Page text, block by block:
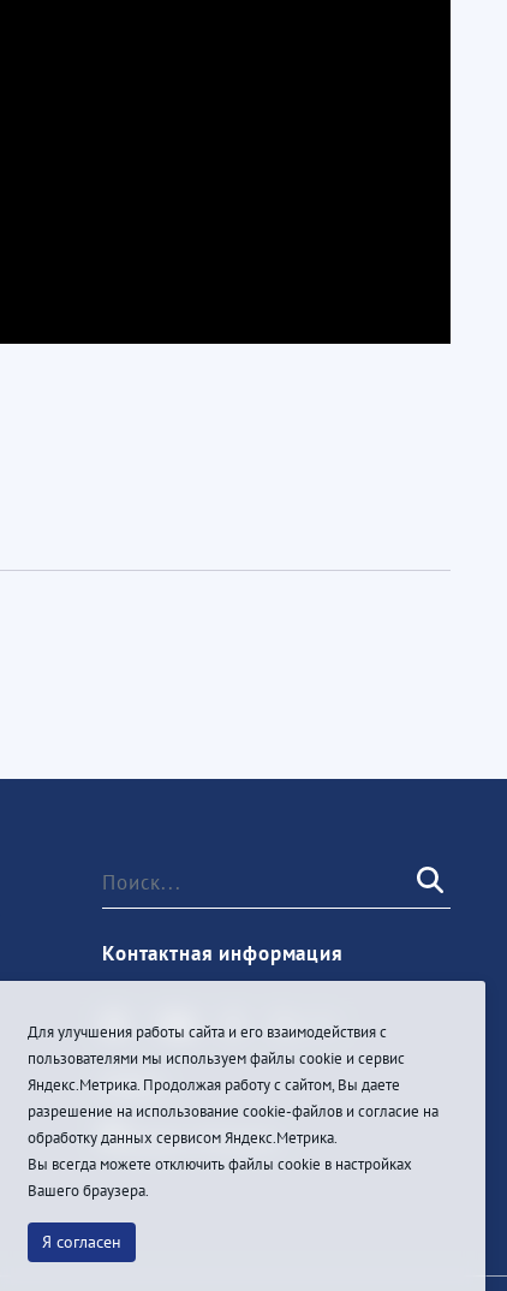
Контактная информация
Войти
Для улучшения работы сайта и его взаимодействия с
пользователями мы используем файлы cookie и сервис
Яндекс.Метрика. Продолжая работу с сайтом, Вы даете
разрешение на использование cookie-файлов и согласие на
обработку данных сервисом Яндекс.Метрика.
Вы всегда можете отключить файлы cookie в настройках
Вашего браузера.
Я согласен